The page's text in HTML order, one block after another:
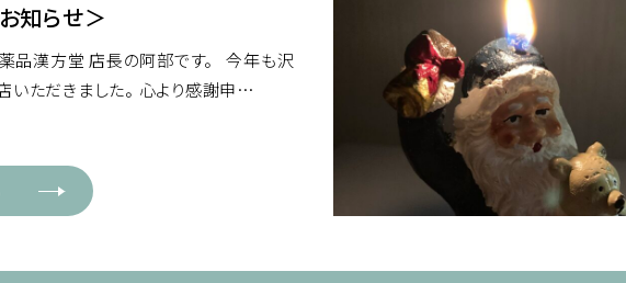
知らせ＞
薬品漢方堂 店長の阿部です。 今年も沢
いただきました。 心より感謝申…